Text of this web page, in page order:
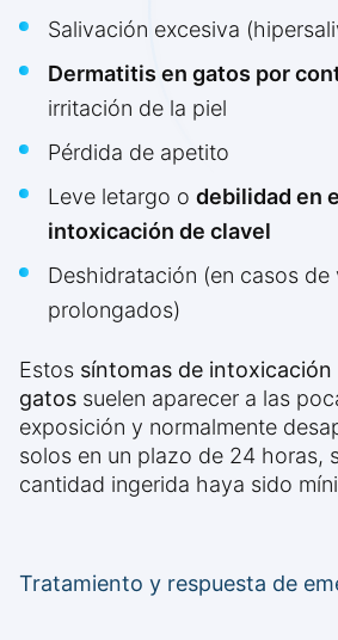
Salivación excesiva
Dermatitis en gatos por
irritación de la piel
Pérdida de apetito
Leve letargo o debilidad en
intoxicación de clavel
Deshidratación (en casos de
prolongados)
Estos síntomas de intoxicación
gatos suelen aparecer a las
exposición y normalmente
solos en un plazo de 24 horas,
cantidad ingerida haya sido
Tratamiento y respuesta de